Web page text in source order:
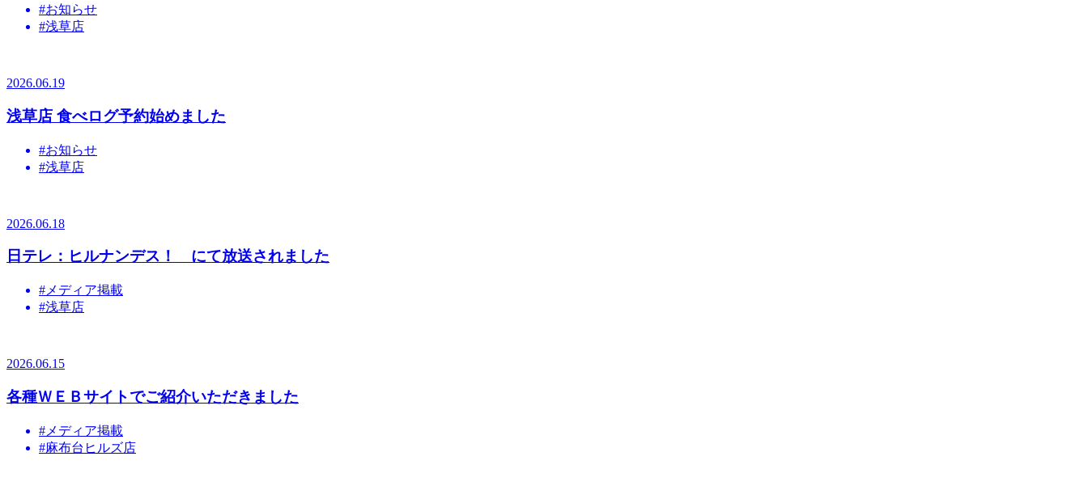
#お知らせ
#浅草店
2026.06.19
浅草店 食べログ予約始めました
#お知らせ
#浅草店
2026.06.18
日テレ：ヒルナンデス！ にて放送されました
#メディア掲載
#浅草店
2026.06.15
各種ＷＥＢサイトでご紹介いただきました
#メディア掲載
#麻布台ヒルズ店